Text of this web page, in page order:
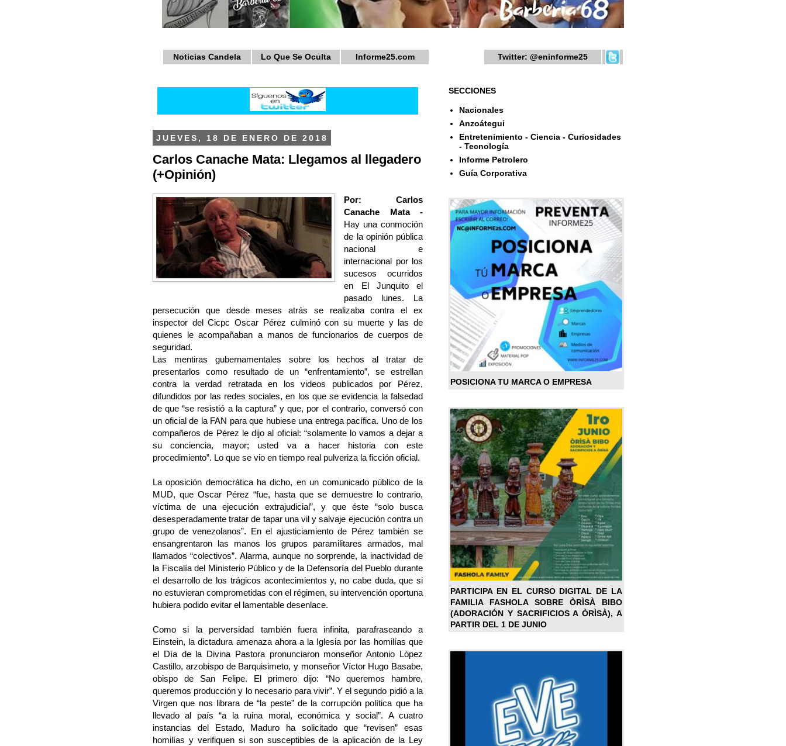
Noticias Candela Lo Que Se Oculta Informe25.com Twitter: @eninforme25
JUEVES, 18 DE ENERO DE 2018
Carlos Canache Mata: Llegamos al llegadero
(+Opinión)
Por: Carlos
Canache Mata -
Hay una conmoción
de la opinión pública
nacional e
internacional por los
sucesos ocurridos
en El Junquito el
pasado lunes. La
persecución que desde meses atrás se realizaba contra el ex
inspector del Cicpc Oscar Pérez culminó con su muerte y las de
quienes le acompañaban a manos de funcionarios de cuerpos de
seguridad.
Las mentiras gubernamentales sobre los hechos al tratar de
presentarlos como resultado de un “enfrentamiento”, se estrellan
contra la verdad retratada en los videos publicados por Pérez,
difundidos por las redes sociales, en los que se evidencia la falsedad
de que “se resistió a la captura” y que, por el contrario, conversó con
un oficial de la FAN para que hubiese una entrega pacífica. Uno de los
compañeros de Pérez le dijo al oficial: “solamente lo vamos a dejar a
su conciencia, mayor; usted va a hacer historia con este
procedimiento”. Lo que se vio en tiempo real pulveriza la ficción oficial.
La oposición democrática ha dicho, en un comunicado público de la
MUD, que Oscar Pérez “fue, hasta que se demuestre lo contrario,
víctima de una ejecución extrajudicial”, y que éste “solo busca
desesperadamente tratar de tapar una vil y salvaje ejecución contra un
grupo de venezolanos”. En el ajusticiamiento de Pérez también se
ensangrentaron las manos los grupos paramilitares armados, mal
llamados “colectivos”. Alarma, aunque no sorprende, la inactividad de
la Fiscalía del Ministerio Público y de la Defensoría del Pueblo durante
el desarrollo de los trágicos acontecimientos y, no cabe duda, que si
no estuvieran comprometidas con el régimen, su intervención oportuna
hubiera podido evitar el lamentable desenlace.
Como si la perversidad también fuera infinita, parafraseando a
Einstein, la dictadura amenaza ahora a la Iglesia por las homilías que
el Día de la Divina Pastora pronunciaron monseñor Antonio López
Castillo, arzobispo de Barquisimeto, y monseñor Víctor Hugo Basabe,
obispo de San Felipe. El primero dijo: “No queremos hambre,
queremos producción y lo necesario para vivir”. Y el segundo pidió a la
Virgen que nos librara de “la peste” de la corrupción política que ha
llevado al país “a la ruina moral, económica y social”. A cuatro
instancias del Estado, Maduro ha solicitado que “revisen” esas
homilías y verifiquen si son susceptibles de la aplicación de la Ley
SECCIONES
Nacionales
Anzoátegui
Entretenimiento - Ciencia - Curiosidades
- Tecnología
Informe Petrolero
Guía Corporativa
POSICIONA TU MARCA O EMPRESA
PARTICIPA EN EL CURSO DIGITAL DE LA
FAMILIA FASHOLA SOBRE ÒRÌSÀ BIBO
(ADORACIÓN Y SACRIFICIOS A ÒRÌSÀ), A
PARTIR DEL 1 DE JUNIO